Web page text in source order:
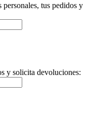
personales, tus pedidos y
y solicita devoluciones: